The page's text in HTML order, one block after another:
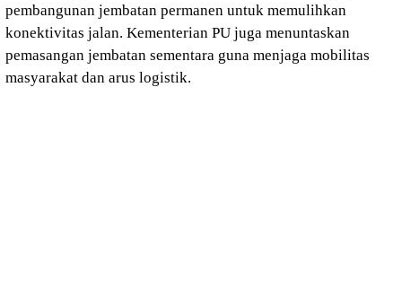
pembangunan jembatan permanen untuk memulihkan
konektivitas jalan. Kementerian PU juga menuntaskan
pemasangan jembatan sementara guna menjaga mobilitas
masyarakat dan arus logistik.